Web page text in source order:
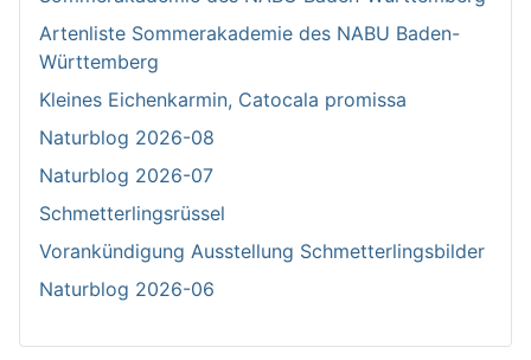
Artenliste Sommerakademie des NABU Baden-
Württemberg
Kleines Eichenkarmin, Catocala promissa
Naturblog 2026-08
Naturblog 2026-07
Schmetterlingsrüssel
Vorankündigung Ausstellung Schmetterlingsbilder
Naturblog 2026-06